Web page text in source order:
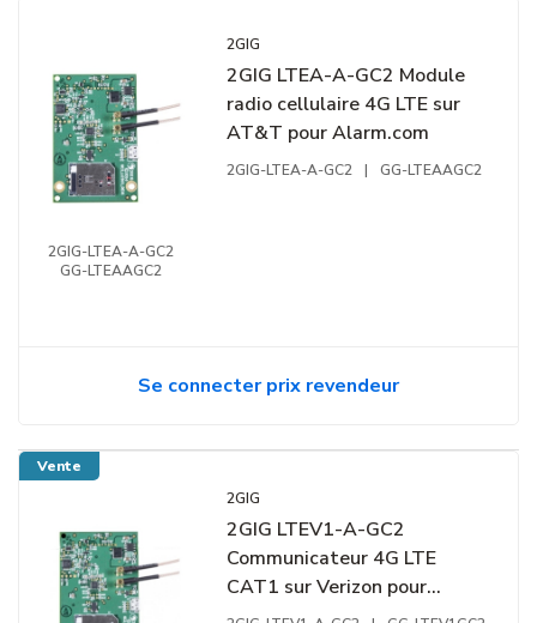
2GIG-LTEA-A-GC2
GG-LTEAAGC2
2GIG
2GIG LTEA-A-GC2 Module
radio cellulaire 4G LTE sur
AT&T pour Alarm.com
2GIG-LTEA-A-GC2 | GG-LTEAAGC2
Se connecter prix revendeur
Vente
2GIG
2GIG LTEV1-A-GC2
Communicateur 4G LTE
CAT1 sur Verizon pour
GC2/GC2e et Alarm.com